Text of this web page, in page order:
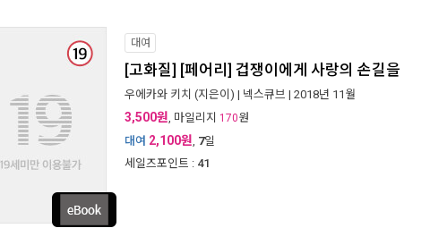
대여
[고화질] [페어리] 겁쟁이에게 사랑의 손길을
우에카와 키치 (지은이) | 넥스큐브 | 2018년 11월
3,500원, 마일리지 170원
대여 2,100원, 7일
세일즈포인트 : 41